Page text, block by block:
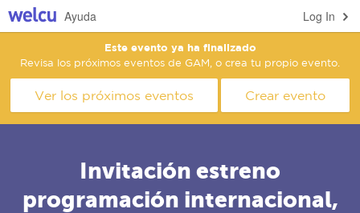
Log In
Ayuda
Este evento ya ha finalizado
Revisa los próximos eventos de GAM, o crea tu propio evento.
Ver los próximos eventos Crear evento
Invitación estreno
programación internacional,